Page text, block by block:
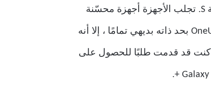
S23 و Galaxy S23 Plus أحدث إصدارات الشركة الرائدة في سلسلة S. تجلب الأجهزة أجهزة محسّنة
إلى المزيج ، جنبًا إلى جنب مع أحدث تحسينات برنامج OneUI. في هذه الملاحظة ، في حين أن OneUI بحد ذاته بديهي تمامًا ، إلا أنه
كنت قد قدمت طلبًا للحصول على